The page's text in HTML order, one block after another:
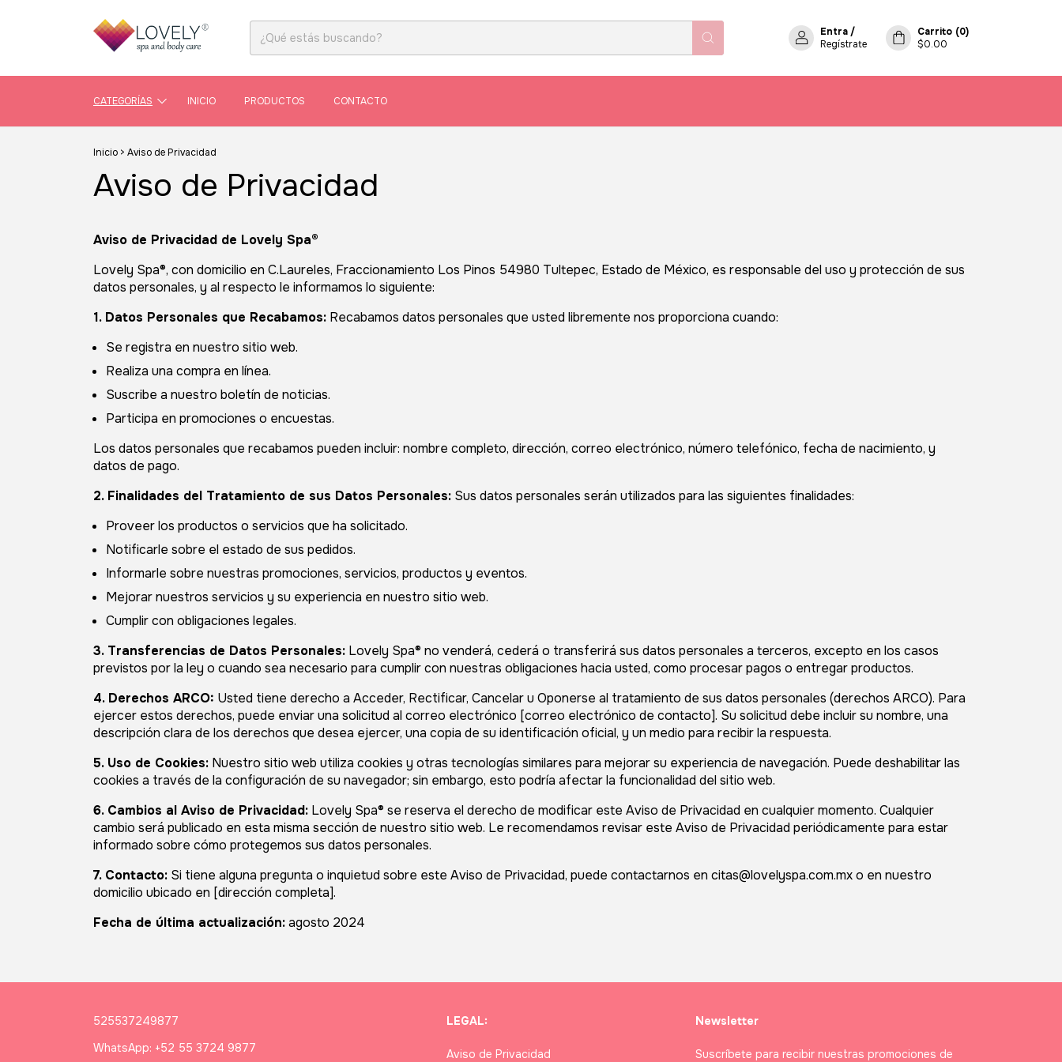
Entra /
Regístrate
Carrito (0)
$0.00
CATEGORÍAS INICIO PRODUCTOS CONTACTO
Inicio > Aviso de Privacidad
Aviso de Privacidad
Aviso de Privacidad de Lovely Spa®
Lovely Spa®, con domicilio en C.Laureles, Fraccionamiento Los Pinos 54980 Tultepec, Estado de México, es responsable del uso y protección de sus
datos personales, y al respecto le informamos lo siguiente:
1. Datos Personales que Recabamos: Recabamos datos personales que usted libremente nos proporciona cuando:
Se registra en nuestro sitio web.
Realiza una compra en línea.
Suscribe a nuestro boletín de noticias.
Participa en promociones o encuestas.
Los datos personales que recabamos pueden incluir: nombre completo, dirección, correo electrónico, número telefónico, fecha de nacimiento, y
datos de pago.
2. Finalidades del Tratamiento de sus Datos Personales: Sus datos personales serán utilizados para las siguientes finalidades:
Proveer los productos o servicios que ha solicitado.
Notificarle sobre el estado de sus pedidos.
Informarle sobre nuestras promociones, servicios, productos y eventos.
Mejorar nuestros servicios y su experiencia en nuestro sitio web.
Cumplir con obligaciones legales.
3. Transferencias de Datos Personales: Lovely Spa® no venderá, cederá o transferirá sus datos personales a terceros, excepto en los casos
previstos por la ley o cuando sea necesario para cumplir con nuestras obligaciones hacia usted, como procesar pagos o entregar productos.
4. Derechos ARCO: Usted tiene derecho a Acceder, Rectificar, Cancelar u Oponerse al tratamiento de sus datos personales (derechos ARCO). Para
ejercer estos derechos, puede enviar una solicitud al correo electrónico [correo electrónico de contacto]. Su solicitud debe incluir su nombre, una
descripción clara de los derechos que desea ejercer, una copia de su identificación oficial, y un medio para recibir la respuesta.
5. Uso de Cookies: Nuestro sitio web utiliza cookies y otras tecnologías similares para mejorar su experiencia de navegación. Puede deshabilitar las
cookies a través de la configuración de su navegador; sin embargo, esto podría afectar la funcionalidad del sitio web.
6. Cambios al Aviso de Privacidad: Lovely Spa® se reserva el derecho de modificar este Aviso de Privacidad en cualquier momento. Cualquier
cambio será publicado en esta misma sección de nuestro sitio web. Le recomendamos revisar este Aviso de Privacidad periódicamente para estar
informado sobre cómo protegemos sus datos personales.
7. Contacto: Si tiene alguna pregunta o inquietud sobre este Aviso de Privacidad, puede contactarnos en citas@lovelyspa.com.mxo en nuestro
domicilio ubicado en [dirección completa].
Fecha de última actualización:agosto 2024
525537249877
WhatsApp: +52 55 3724 9877
LEGAL:
Aviso de Privacidad
Newsletter
Suscríbete para recibir nuestras promociones de